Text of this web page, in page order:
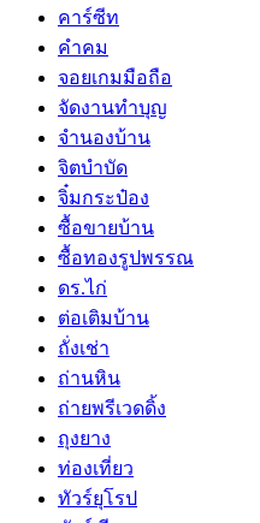
คาร์ซีท
คำคม
จอยเกมมือถือ
จัดงานทำบุญ
จำนองบ้าน
จิตบำบัด
จิ๋มกระป๋อง
ซื้อขายบ้าน
ซื้อทองรูปพรรณ
ดร.ไก่
ต่อเติมบ้าน
ถั่งเช่า
ถ่านหิน
ถ่ายพรีเวดดิ้ง
ถุงยาง
ท่องเที่ยว
ทัวร์ยุโรป